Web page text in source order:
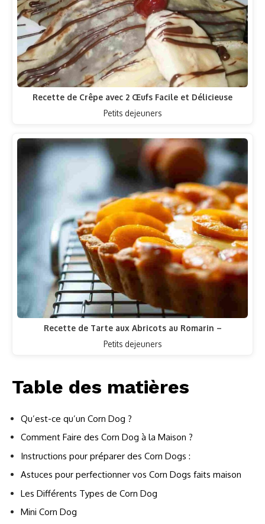
Recette de Crêpe avec 2 Œufs Facile et Délicieuse
Petits dejeuners
Recette de Tarte aux Abricots au Romarin –
Petits dejeuners
Table des matières
Qu’est-ce qu’un Corn Dog ?
Comment Faire des Corn Dog à la Maison ?
Instructions pour préparer des Corn Dogs :
Astuces pour perfectionner vos Corn Dogs faits maison
Les Différents Types de Corn Dog
Mini Corn Dog